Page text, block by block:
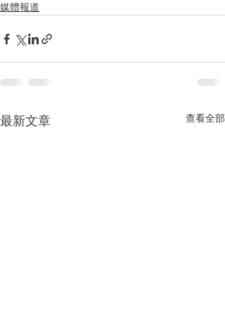
媒體報道
最新文章 查看全部